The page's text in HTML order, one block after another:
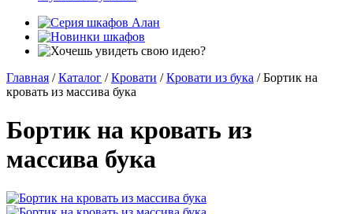
Главная / Каталог / Кровати / Кровати из бука / Бортик на
кровать из массива бука
Бортик на кровать из
массива бука